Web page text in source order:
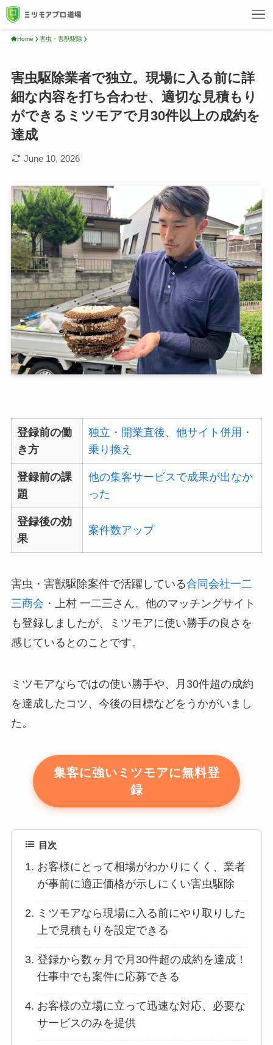
Home 害虫・害獣駆除
害虫駆除業者で独立。現場に入る前に詳
細な内容を打ち合わせ、適切な見積もり
ができるミツモアで月30件以上の成約を
達成
June 10, 2026
登録前の働
き方
独立・開業直後、 他サイト併用・
乗り換え
登録前の課
題
他の集客サービスで成果が出なか
った
登録後の効
果
案件数アップ
害虫・害獣駆除案件で活躍している合同会社一二
三商会 ・上村 一二三さん。他のマッチングサイト
も登録しましたが、ミツモアに使い勝手の良さを
感じているとのことです。
ミツモアならではの使い勝手や、月30件超の成約
を達成したコツ、今後の目標などをうかがいまし
た。
集客に強いミツモアに無料登
録
目次
お客様にとって相場がわかりにくく、業者
が事前に適正価格が示しにくい害虫駆除
ミツモアなら現場に入る前にやり取りした
上で見積もりを設定できる
登録から数ヶ月で月30件超の成約を達成！
仕事中でも案件に応募できる
お客様の立場に立って迅速な対応、必要な
サービスのみを提供